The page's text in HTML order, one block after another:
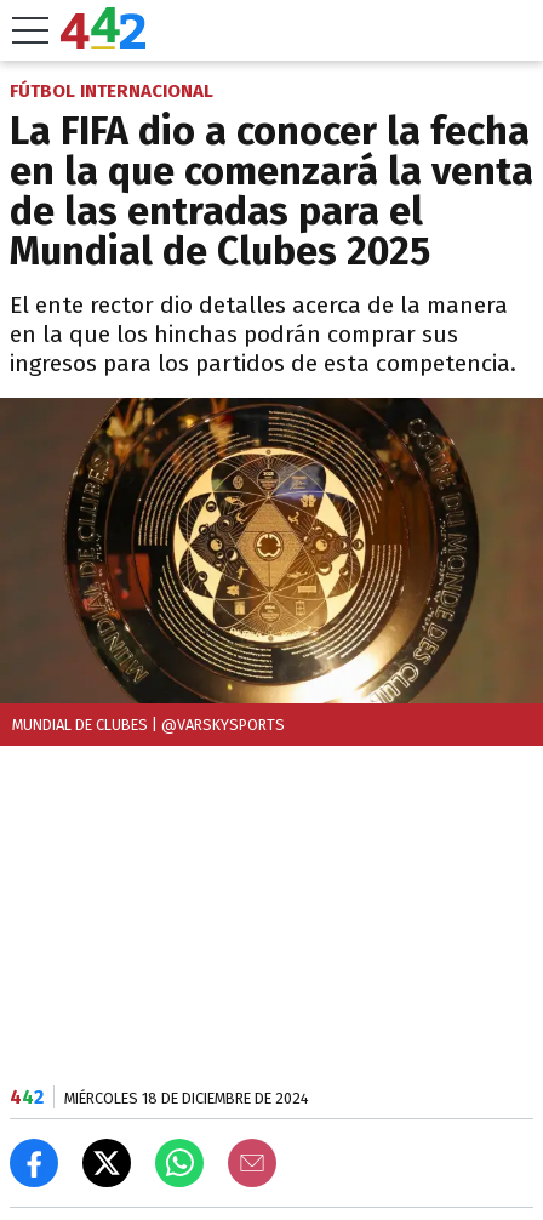
FÚTBOL INTERNACIONAL
La FIFA dio a conocer la fecha
en la que comenzará la venta
de las entradas para el
Mundial de Clubes 2025
El ente rector dio detalles acerca de la manera
en la que los hinchas podrán comprar sus
ingresos para los partidos de esta competencia.
MUNDIAL DE CLUBES | @VARSKYSPORTS
442 MIÉRCOLES 18 DE DICIEMBRE DE 2024